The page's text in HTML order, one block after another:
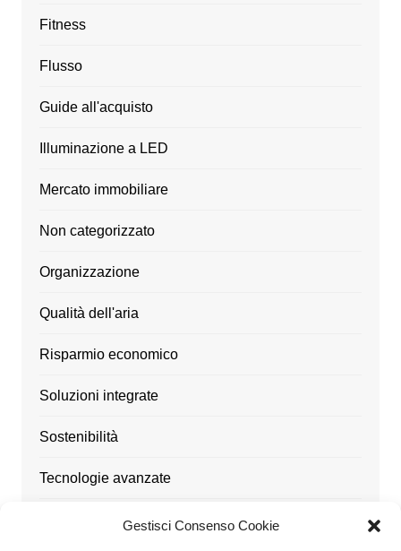
Gestisci Consenso Cookie
Fitness
Flusso
Guide all'acquisto
Illuminazione a LED
Mercato immobiliare
Non categorizzato
Organizzazione
Qualità dell'aria
Risparmio economico
Soluzioni integrate
Sostenibilità
Tecnologie avanzate